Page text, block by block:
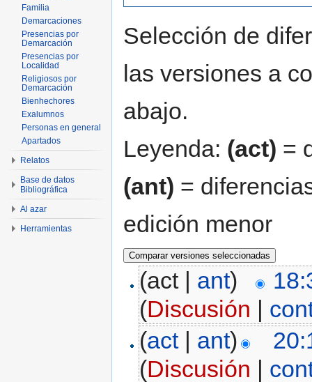
Selección de
las versiones a
abajo.
Leyenda: (act) =
(ant) =
edición menor
(act | ant)
(Discusión |
(act| ant)
(Discusión |
Familia
Demarcaciones
Presencias por
Demarcación
Presencias por
Localidad
Religiosos por
Demarcación
Bienhechores
Exalumnos
Personas en general
Apartados
Relatos
Base de datos
Bibliográfica
Al azar
Herramientas